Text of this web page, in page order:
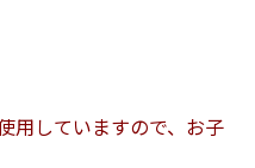
用していますので、お子